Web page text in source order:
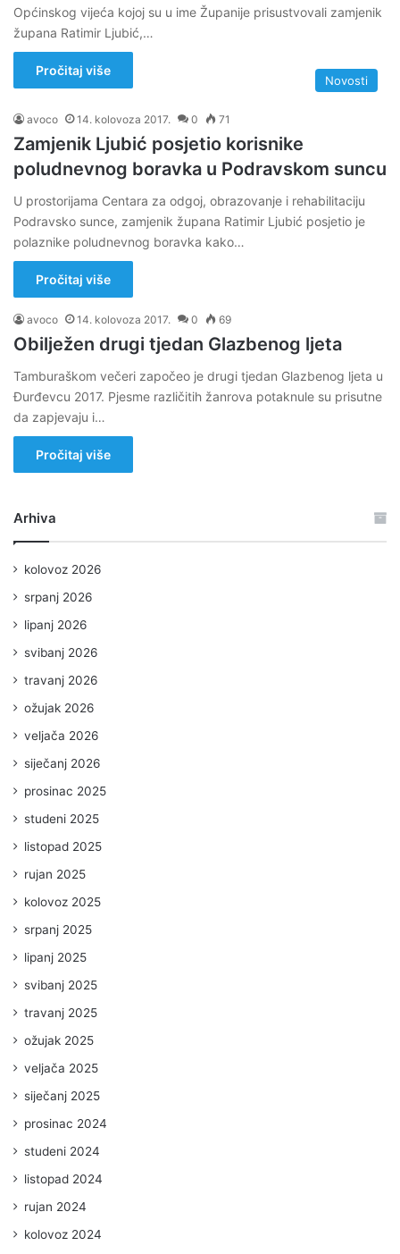
Općinskog vijeća kojoj su u ime Županije prisustvovali zamjenik
župana Ratimir Ljubić,…
Pročitaj više
Novosti
avoco 14. kolovoza 2017. 0 71
Zamjenik Ljubić posjetio korisnike
poludnevnog boravka u Podravskom suncu
U prostorijama Centara za odgoj, obrazovanje i rehabilitaciju
Podravsko sunce, zamjenik župana Ratimir Ljubić posjetio je
polaznike poludnevnog boravka kako…
Pročitaj više
avoco 14. kolovoza 2017. 0 69
Obilježen drugi tjedan Glazbenog ljeta
Tamburaškom večeri započeo je drugi tjedan Glazbenog ljeta u
Đurđevcu 2017. Pjesme različitih žanrova potaknule su prisutne
da zapjevaju i…
Pročitaj više
Arhiva
kolovoz 2026
srpanj 2026
lipanj 2026
svibanj 2026
travanj 2026
ožujak 2026
veljača 2026
siječanj 2026
prosinac 2025
studeni 2025
listopad 2025
rujan 2025
kolovoz 2025
srpanj 2025
lipanj 2025
svibanj 2025
travanj 2025
ožujak 2025
veljača 2025
siječanj 2025
prosinac 2024
studeni 2024
listopad 2024
rujan 2024
kolovoz 2024